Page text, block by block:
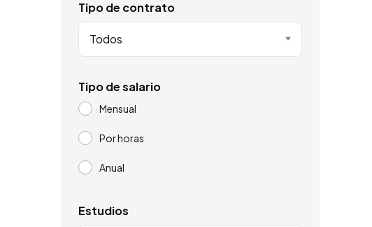
Tipo de contrato
Todos
Tipo de salario
Mensual
Por horas
Anual
Estudios